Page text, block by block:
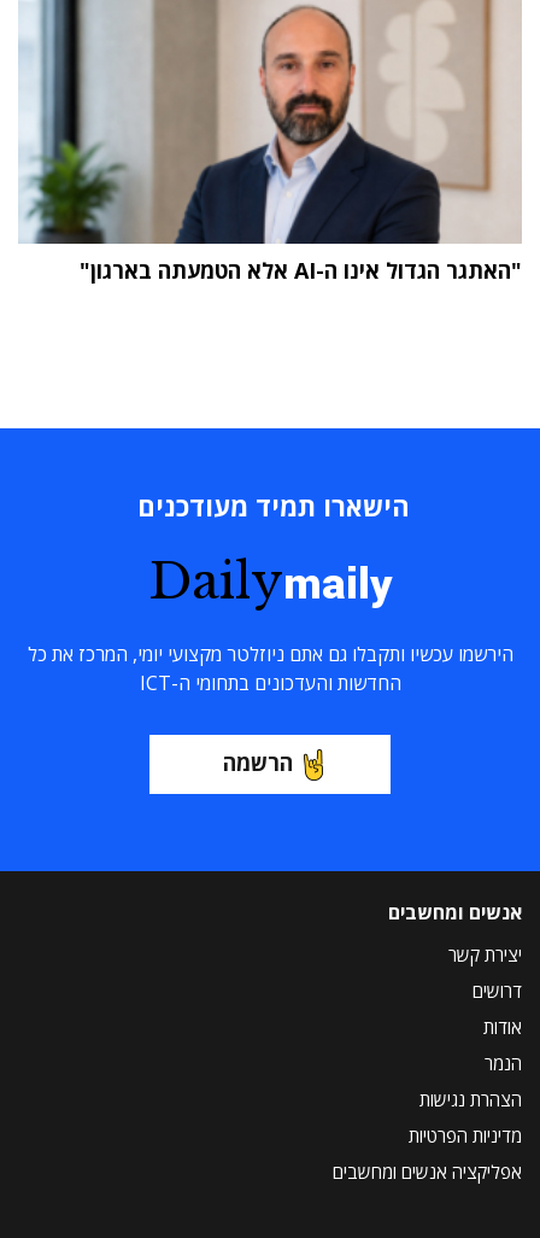
"האתגר הגדול אינו ה-AI אלא הטמעתה בארגון"
הישארו תמיד מעודכנים
Dailymaily
הירשמו עכשיו ותקבלו גם אתם ניוזלטר מקצועי יומי, המרכז את כל
החדשות והעדכונים בתחומי ה-ICT
הרשמה
אנשים ומחשבים
יצירת קשר
דרושים
אודות
הנמר
הצהרת נגישות
מדיניות הפרטיות
אפליקציה אנשים ומחשבים